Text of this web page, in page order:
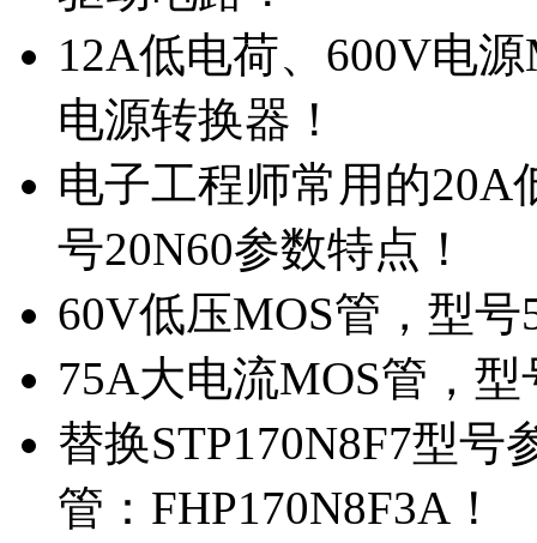
12A低电荷、600V电
电源转换器！
电子工程师常用的20A
号20N60参数特点！
60V低压MOS管，型
75A大电流MOS管，
替换STP170N8F7型
管：FHP170N8F3A！